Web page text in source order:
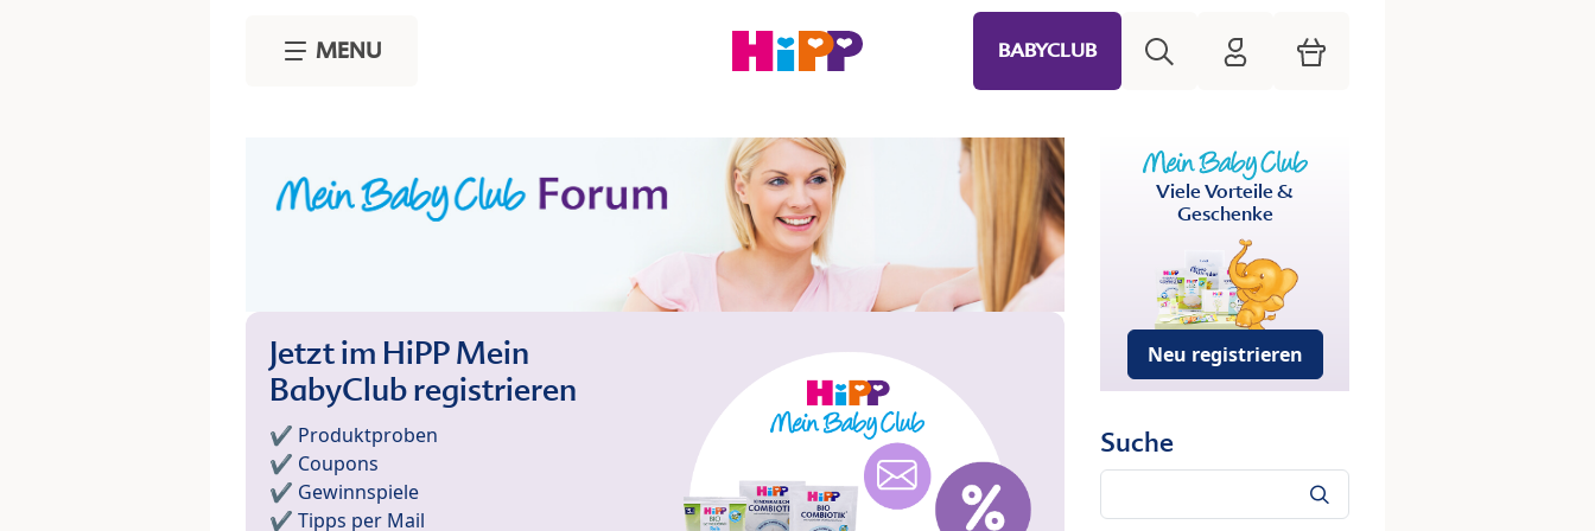
MENU BABYCLUB HiPP Mein Babyclub
Warenkorb
Jetzt im HiPP Mein
BabyClub registrieren
✔️ Produktproben
✔️ Coupons
✔️ Gewinnspiele
✔️ Tipps per Mail
Viele Vorteile &
Geschenke
Neu registrieren
Suche